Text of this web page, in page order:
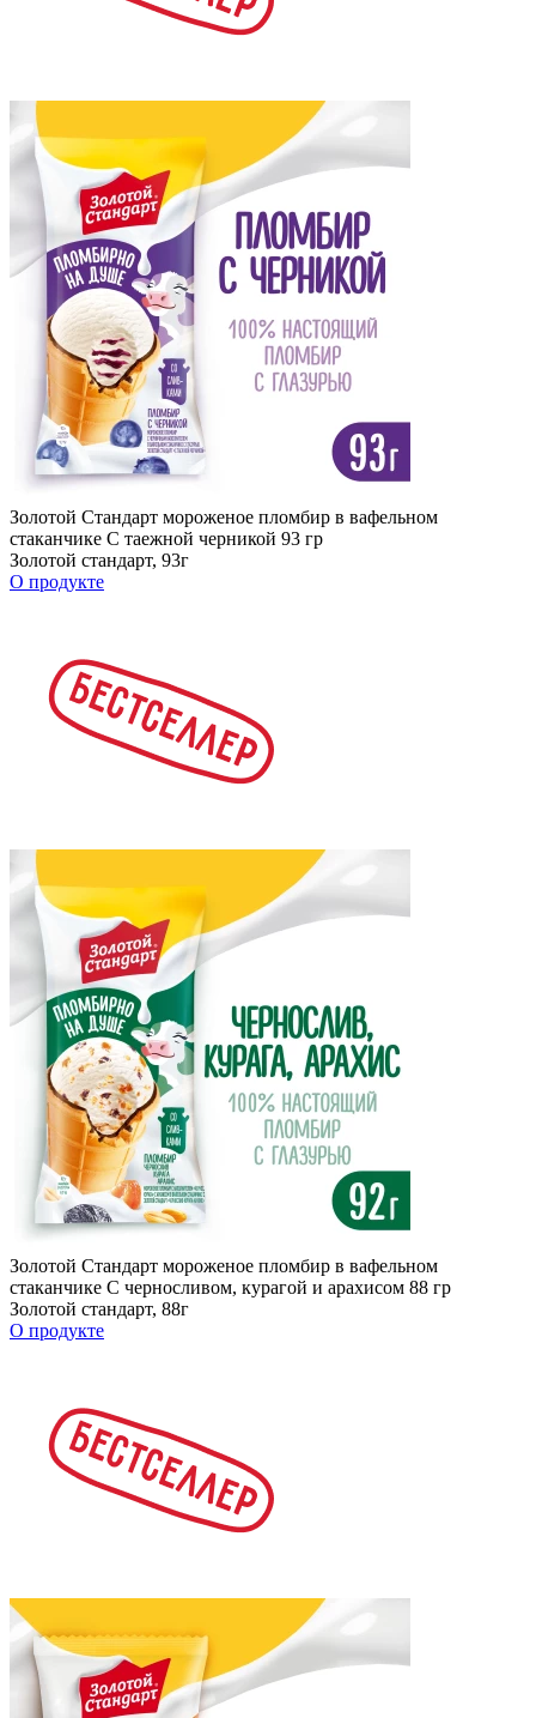
Золотой Стандарт мороженое пломбир в вафельном
стаканчике С таежной черникой 93 гр
Золотой стандарт, 93г
О продукте
Золотой Стандарт мороженое пломбир в вафельном
стаканчике С черносливом, курагой и арахисом 88 гр
Золотой стандарт, 88г
О продукте